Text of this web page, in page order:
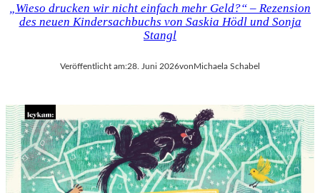
„Wieso drucken wir nicht einfach mehr Geld?“ – Rezension
des neuen Kindersachbuchs von Saskia Hödl und Sonja
Stangl
Veröffentlicht am:28. Juni 2026vonMichaela Schabel